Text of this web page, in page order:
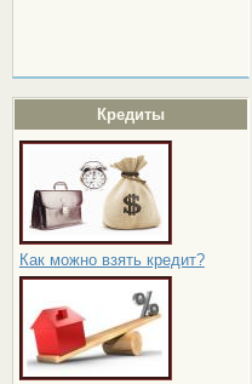
Кредиты
Как можно взять кредит?